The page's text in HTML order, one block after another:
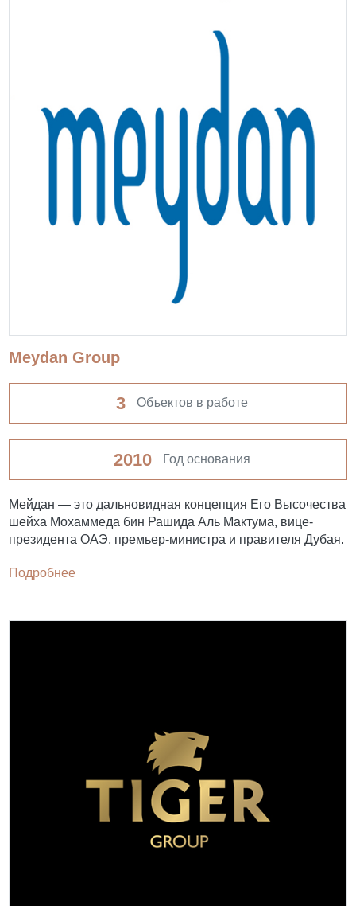
Meydan Group
3 Объектов в работе
2010 Год основания
Мейдан — это дальновидная концепция Его Высочества
шейха Мохаммеда бин Рашида Аль Мактума, вице-
президента ОАЭ, премьер-министра и правителя Дубая.
Подробнее